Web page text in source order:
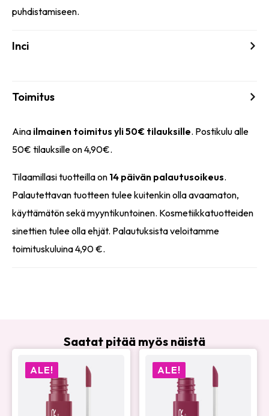
puhdistamiseen.
Inci
Toimitus
Aina ilmainen toimitus yli 50€ tilauksille. Postikulu alle
50€ tilauksille on 4,90€.
Tilaamillasi tuotteilla on 14 päivän palautusoikeus.
Palautettavan tuotteen tulee kuitenkin olla avaamaton,
käyttämätön sekä myyntikuntoinen. Kosmetiikkatuotteiden
sinettien tulee olla ehjät. Palautuksista veloitamme
toimituskuluina 4,90 €.
Saatat pitää myös näistä
ALE! ALE!